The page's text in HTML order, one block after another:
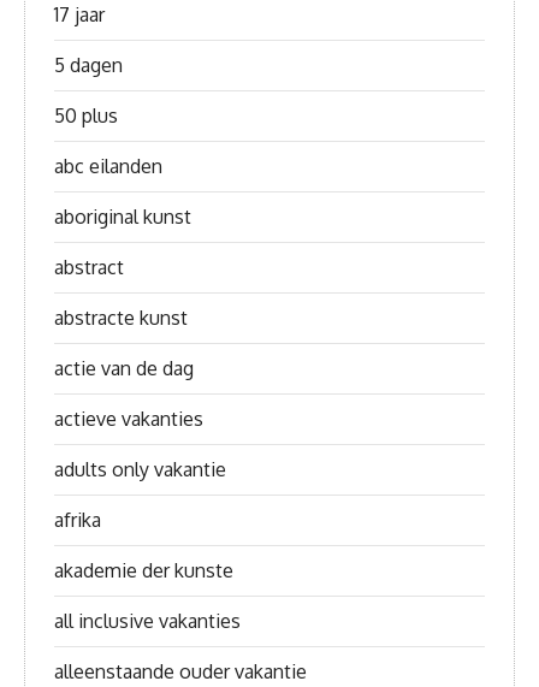
17 jaar
5 dagen
50 plus
abc eilanden
aboriginal kunst
abstract
abstracte kunst
actie van de dag
actieve vakanties
adults only vakantie
afrika
akademie der kunste
all inclusive vakanties
alleenstaande ouder vakantie